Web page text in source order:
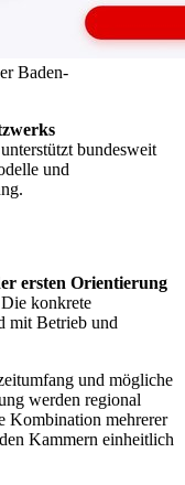
Baden-
unterstützt bundesweit
und
ersten Orientierung
Die konkrete
mit Betrieb und
und mögliche
werden regional
Kombination mehrerer
Kammern einheitlich